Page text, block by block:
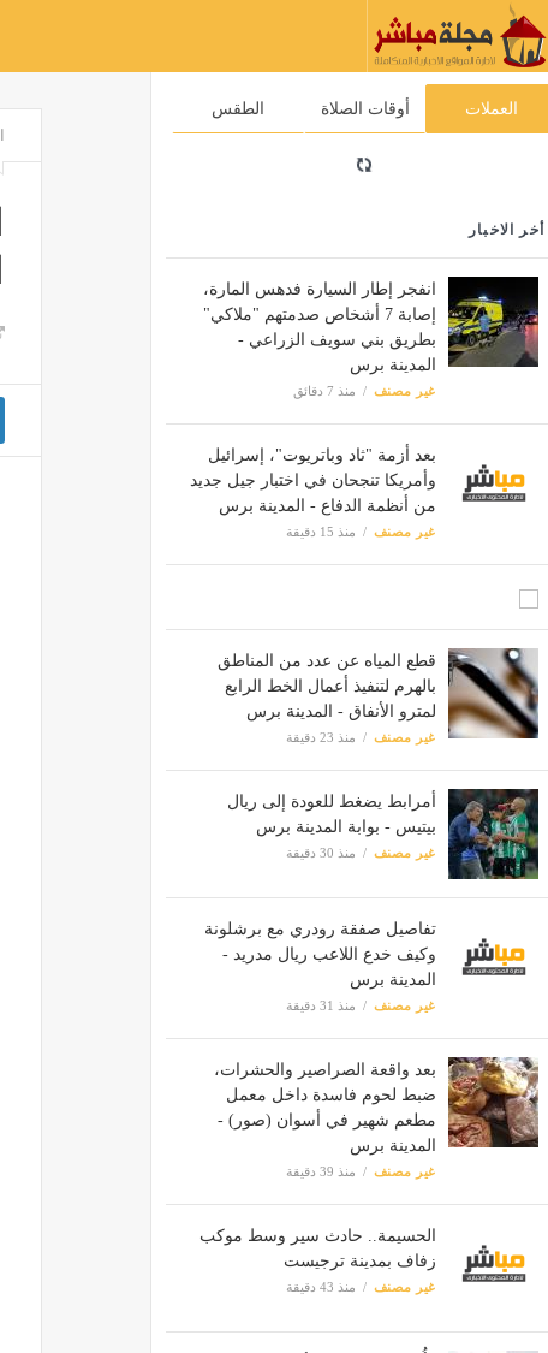
العملات أوقات الصلاة الطقس
أخر الاخبار
انفجر إطار السيارة فدهس المارة،
إصابة 7 أشخاص صدمتهم "ملاكي"
بطريق بني سويف الزراعي -
المدينة برس
غير مصنف منذ 7 دقائق
بعد أزمة "ثاد وباتريوت"، إسرائيل
وأمريكا تنجحان في اختبار جيل جديد
من أنظمة الدفاع - المدينة برس
غير مصنف منذ 15 دقيقة
قطع المياه عن عدد من المناطق
بالهرم لتنفيذ أعمال الخط الرابع
لمترو الأنفاق - المدينة برس
غير مصنف منذ 23 دقيقة
أمرابط يضغط للعودة إلى ريال
بيتيس - بوابة المدينة برس
غير مصنف منذ 30 دقيقة
تفاصيل صفقة رودري مع برشلونة
وكيف خدع اللاعب ريال مدريد -
المدينة برس
غير مصنف منذ 31 دقيقة
بعد واقعة الصراصير والحشرات،
ضبط لحوم فاسدة داخل معمل
مطعم شهير في أسوان (صور) -
المدينة برس
غير مصنف منذ 39 دقيقة
الحسيمة.. حادث سير وسط موكب
زفاف بمدينة ترجيست
غير مصنف منذ 43 دقيقة